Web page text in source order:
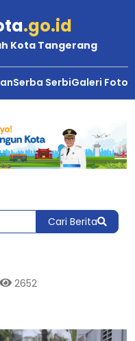
.go.id
Kota Tangerang
Serba SerbiGaleri Foto
Cari Berita
2652